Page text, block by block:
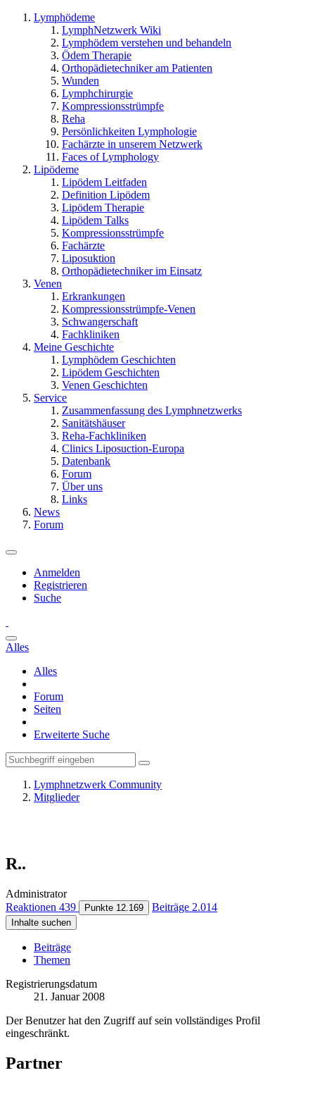
Lymphödeme
LymphNetzwerk Wiki
Lymphödem verstehen und behandeln
Ödem Therapie
Orthopädietechniker am Patienten
Wunden
Lymphchirurgie
Kompressionsstrümpfe
Reha
Persönlichkeiten Lymphologie
Fachärzte in unserem Netzwerk
Faces of Lymphology
Lipödeme
Lipödem Leitfaden
Definition Lipödem
Lipödem Therapie
Lipödem Talks
Kompressionsstrümpfe
Fachärzte
Liposuktion
Orthopädietechniker im Einsatz
Venen
Erkrankungen
Kompressionsstrümpfe-Venen
Schwangerschaft
Fachkliniken
Meine Geschichte
Lymphödem Geschichten
Lipödem Geschichten
Venen Geschichten
Service
Zusammenfassung des Lymphnetzwerks
Sanitätshäuser
Reha-Fachkliniken
Clinics Liposuction-Europa
Datenbank
Forum
Über uns
Links
News
Forum
Anmelden
Registrieren
Suche
Alles
Alles
Forum
Seiten
Erweiterte Suche
Lymphnetzwerk Community
Mitglieder
R..
Administrator
Reaktionen 439 Punkte 12.169 Beiträge 2.014
Inhalte suchen
Beiträge
Themen
Registrierungsdatum
21. Januar 2008
Der Benutzer hat den Zugriff auf sein vollständiges Profil
eingeschränkt.
Partner